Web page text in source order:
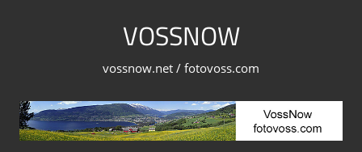
VOSSNOW
vossnow.net / fotovoss.com